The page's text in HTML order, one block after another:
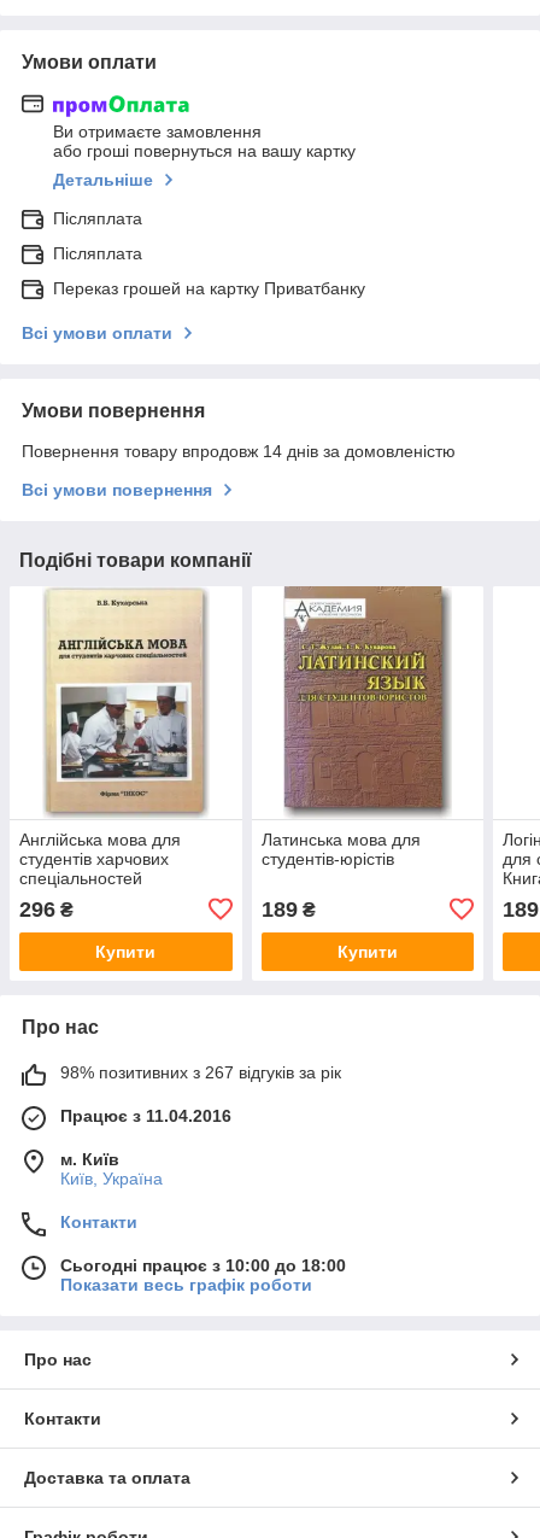
Умови оплати
Ви отримаєте замовлення
або гроші повернуться на вашу картку
Детальніше
Післяплата
Післяплата
Переказ грошей на картку Приватбанку
Всі умови оплати
Умови повернення
Повернення товару впродовж 14 днів за домовленістю
Всі умови повернення
Подібні товари компанії
Англійська мова для
студентів харчових
спеціальностей
296 ₴
Купити
Латинська мова для
студентів-юрістів
189₴
Купити
для
189
Про нас
98% позитивних з 267 відгуків за рік
Працює з 11.04.2016
м. Київ
Київ, Україна
Контакти
Сьогодні працює з 10:00 до 18:00
Показати весь графік роботи
Про нас
Контакти
Доставка та оплата